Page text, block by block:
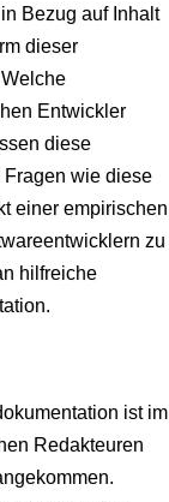
Bezug auf Inhalt
dieser
Entwickler
diese
wie diese
einer empirischen
zu
hilfreiche
ist im
Redakteuren